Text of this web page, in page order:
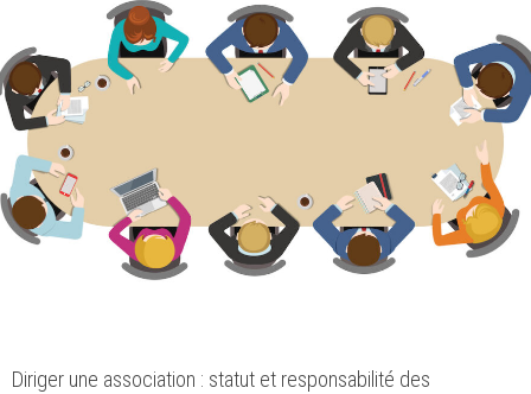
Diriger une association : statut et responsabilité des